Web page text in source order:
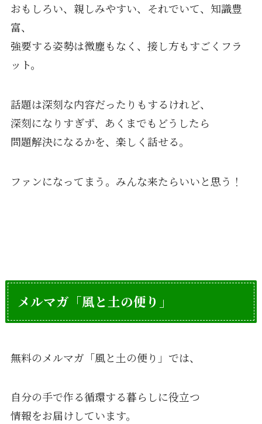
おもしろい、親しみやすい、それでいて、知識豊
富、
強要する姿勢は微塵もなく、接し方もすごくフラ
ット。
話題は深刻な内容だったりもするけれど、
深刻になりすぎず、あくまでもどうしたら
問題解決になるかを、楽しく話せる。
ファンになってまう。みんな来たらいいと思う！
メルマガ「風と土の便り」
無料のメルマガ「風と土の便り」では、
自分の手で作る循環する暮らしに役立つ
情報をお届けしています。